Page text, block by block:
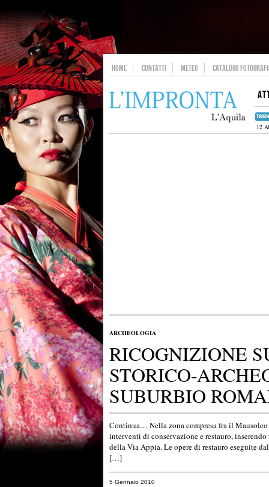
HOME CONTATTI METEO CATALOGO
12
ARCHEOLOGIA
RICOGNIZIONE
STORICO-
SUBURBIO
Continua… Nella zona compresa fra il
interventi di conservazione e restauro,
della Via Appia. Le opere di restauro eseguite
[…]
5 Gennaio 2010